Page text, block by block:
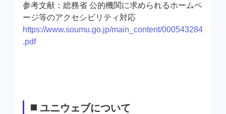
参考文献：総務省 公的機関に求められるホームペ
ージ等のアクセシビリティ対応
https://www.soumu.go.jp/main_content/000543284
.pdf
ユニウェブについて